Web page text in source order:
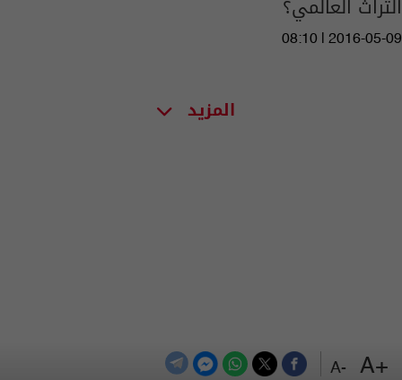
+A
-A
التراث العالمي؟
08:10 | 2016-05-09
المزيد